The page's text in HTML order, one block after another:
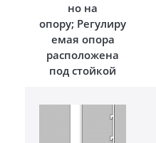
но на
опору; Регулиру
емая опора
расположена
под стойкой